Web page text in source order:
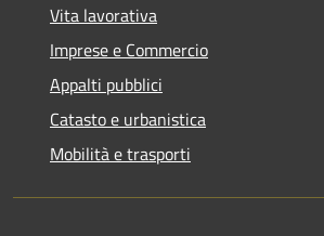
Vita lavorativa
Imprese e Commercio
Appalti pubblici
Catasto e urbanistica
Mobilità e trasporti